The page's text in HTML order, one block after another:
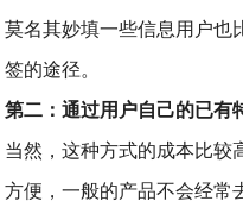
莫名其妙填一些信息用户也
签的途径。
第二：通过用户自己的已有
当然，这种方式的成本比较
方便，一般的产品不会经常